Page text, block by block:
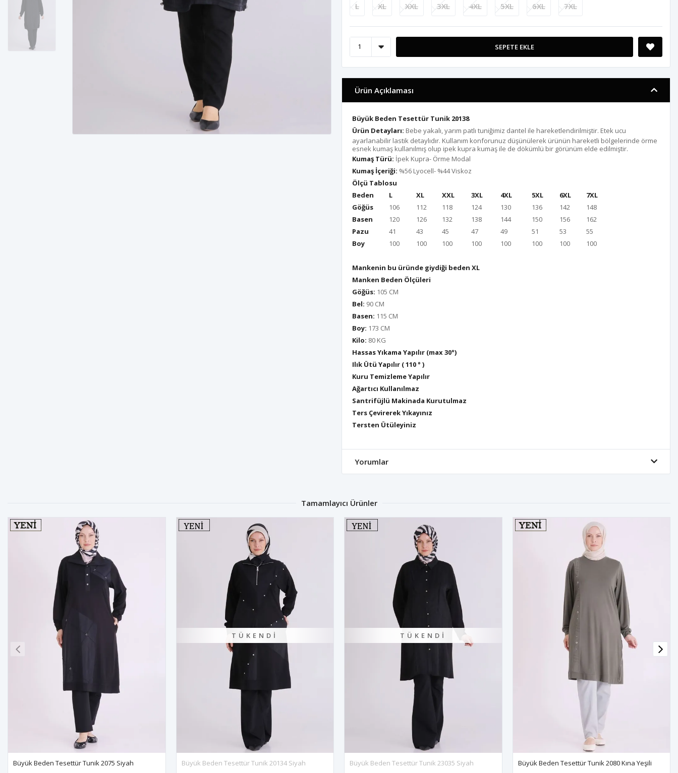
L XL XXL 3XL 4XL 5XL 6XL 7XL
SEPETE EKLE
Ürün Açıklaması
Büyük Beden Tesettür Tunik 20138
Ürün Detayları: Bebe yakalı, yarım patlı tuniğimiz dantel ile hareketlendirilmiştir. Etek ucu
ayarlanabilir lastik detaylıdır. Kullanım konforunuz düşünülerek ürünün hareketli bölgelerinde örme
esnek kumaş kullanılmış olup ipek kupra kumaş ile de dökümlü bir görünüm elde edilmiştir.
Kumaş Türü: İpek Kupra- Örme Modal
Kumaş İçeriği: %56 Lyocell- %44 Viskoz
Ölçü Tablosu
Beden
L XL XXL 3XL 4XL 5XL 6XL
7XL
Göğüs
106 112 118 124 130 136 142
148
Basen
120 126 132 138 144 150 156
162
Pazu
41 43 45 47 49 51 53
55
Boy
100 100 100 100 100 100 100 100
Mankenin bu üründe giydiği beden XL
Manken Beden Ölçüleri
Göğüs: 105 CM
Bel: 90 CM
Basen: 115 CM
Boy: 173 CM
Kilo: 80 KG
Hassas Yıkama Yapılır (max 30°)
Ilık Ütü Yapılır ( 110 ° )
Kuru Temizleme Yapılır
Ağartıcı Kullanılmaz
Santrifüjlü Makinada Kurutulmaz
Ters Çevirerek Yıkayınız
Tersten Ütüleyiniz
Yorumlar
Tamamlayıcı Ürünler
Büyük Beden Tesettür Tunik 2075 Siyah
TÜKENDI
Büyük Beden Tesettür Tunik 20134 Siyah
TÜKENDI
Büyük Beden Tesettür Tunik 23035 Siyah Büyük Beden Tesettür Tunik 2080 Kına Yeşili